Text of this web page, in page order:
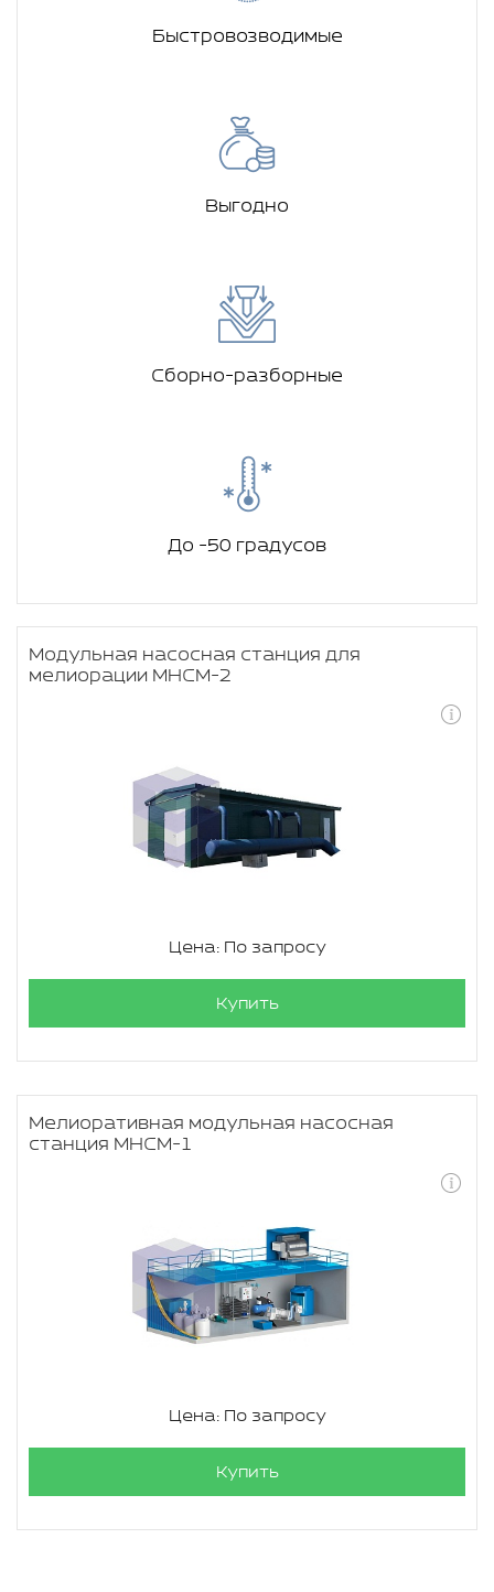
Быстровозводимые
Выгодно
Сборно-разборные
До -50 градусов
Модульная насосная станция для
мелиорации МНСМ-2
Цена: По запросу
Купить
Мелиоративная модульная насосная
станция МНСМ-1
Цена: По запросу
Купить